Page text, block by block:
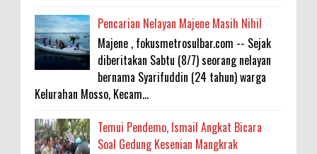
Pencarian Nelayan Majene Masih Nihil
Majene , fokusmetrosulbar.com -- Sejak
diberitakan Sabtu (8/7) seorang nelayan
bernama Syarifuddin (24 tahun) warga
Kelurahan Mosso, Kecam...
Temui Pendemo, Ismail Angkat Bicara
Soal Gedung Kesenian Mangkrak